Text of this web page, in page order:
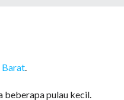
Barat.
beberapa pulau kecil.